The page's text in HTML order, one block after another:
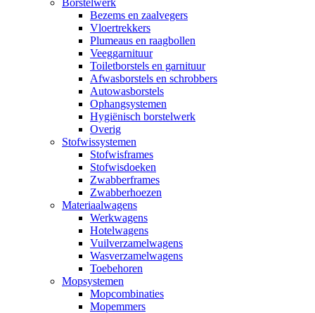
Bezems en zaalvegers
Vloertrekkers
Plumeaus en raagbollen
Veeggarnituur
Toiletborstels en garnituur
Afwasborstels en schrobbers
Autowasborstels
Ophangsystemen
Hygiënisch borstelwerk
Overig
Stofwissystemen
Stofwisframes
Stofwisdoeken
Zwabberframes
Zwabberhoezen
Materiaalwagens
Werkwagens
Hotelwagens
Vuilverzamelwagens
Wasverzamelwagens
Toebehoren
Mopsystemen
Mopcombinaties
Mopemmers